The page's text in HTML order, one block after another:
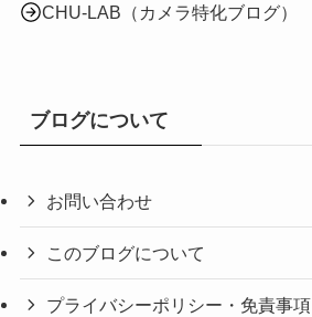
CHU-LAB（カメラ特化ブログ）
ブログについて
お問い合わせ
このブログについて
プライバシーポリシー・免責事項